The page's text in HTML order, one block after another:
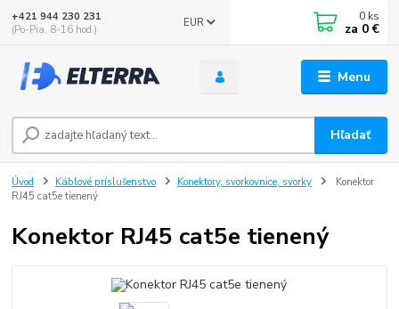
Menu
EUR
Hľadať
+421 944 230 231
(Po-Pia, 8-16 hod.)
0 ks
za 0 €
Úvod Káblové príslušenstvo Konektory, svorkovnice, svorky
Konektor
RJ45 cat5e tienený
Konektor RJ45 cat5e tienený